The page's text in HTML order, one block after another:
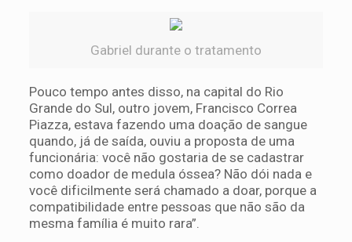
Gabriel durante o tratamento
Pouco tempo antes disso, na capital do Rio
Grande do Sul, outro jovem, Francisco Correa
Piazza, estava fazendo uma doação de sangue
quando, já de saída, ouviu a proposta de uma
funcionária: você não gostaria de se cadastrar
como doador de medula óssea? Não dói nada e
você dificilmente será chamado a doar, porque a
compatibilidade entre pessoas que não são da
mesma família é muito rara”.